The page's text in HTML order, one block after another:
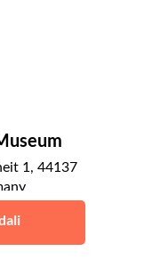
1, 44137